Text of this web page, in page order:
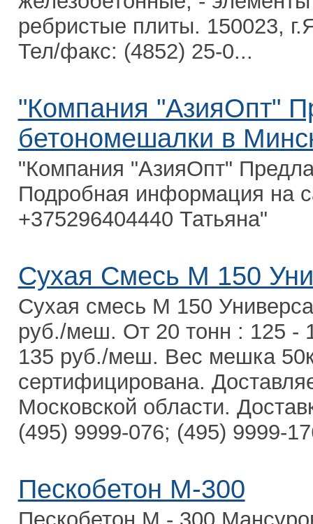
ребристые плиты. 150023,
Тел/факс: (4852) 25-0...
"Компания "АзияОпт"
бетономешалки в
"Компания "АзияОпт"
Подробная информация на
+375296404440 Татьяна"
Сухая Смесь М 150
Сухая смесь М 150
руб./меш. От 20 тонн : 125 -
135 руб./меш. Вес мешка
сертифицирована.
Московской области.
(495) 9999-076; (495) 9999-
Пескобетон М-300